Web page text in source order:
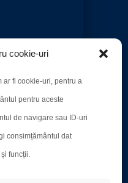
cookie-uri
ar fi cookie-uri, pentru a
pentru aceste
de navigare sau ID-uri
consimțământul dat
funcții.